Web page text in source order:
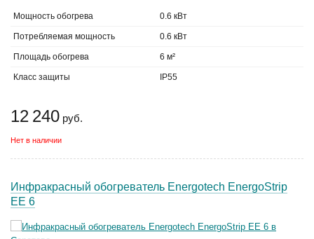
Мощность обогрева 0.6 кВт
Потребляемая мощность 0.6 кВт
Площадь обогрева 6 м²
Класс защиты IP55
12 240 руб.
Нет в наличии
Инфракрасный обогреватель Energotech EnergoStrip
EE 6